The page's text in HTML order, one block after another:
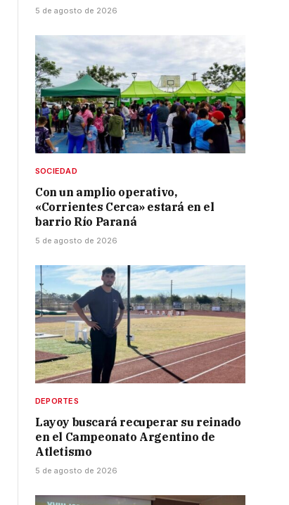
5 de agosto de 2026
SOCIEDAD
Con un amplio operativo,
«Corrientes Cerca» estará en el
barrio Río Paraná
5 de agosto de 2026
DEPORTES
Layoy buscará recuperar su reinado
en el Campeonato Argentino de
Atletismo
5 de agosto de 2026